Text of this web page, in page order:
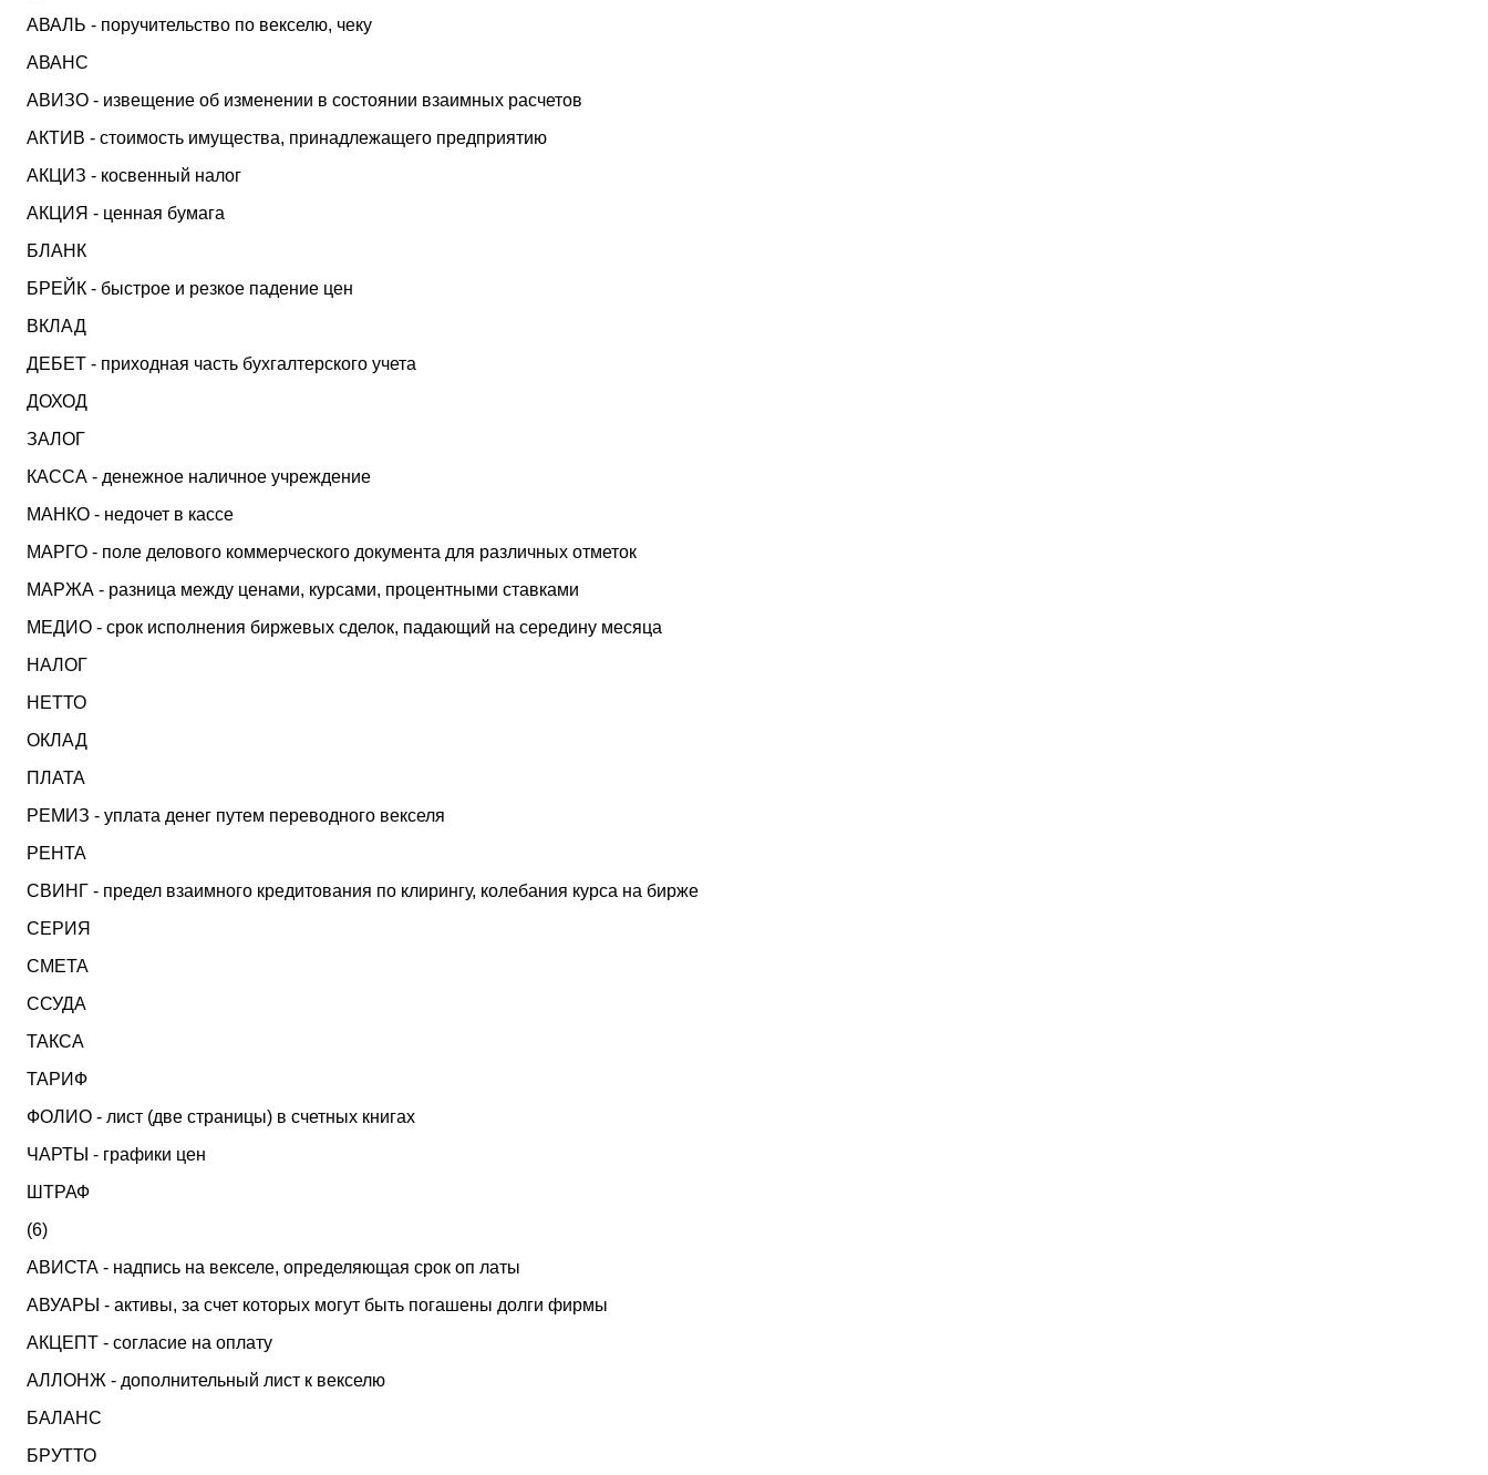
АВАЛЬ - поручительство по векселю, чеку
АВАНС
АВИЗО - извещение об изменении в состоянии взаимных расчетов
АКТИВ - стоимость имущества, принадлежащего предприятию
АКЦИЗ - косвенный налог
АКЦИЯ - ценная бумага
БЛАНК
БРЕЙК - быстрое и резкое падение цен
ВКЛАД
ДЕБЕТ - приходная часть бухгалтерского учета
ДОХОД
ЗАЛОГ
КАССА - денежное наличное учреждение
МАНКО - недочет в кассе
МАРГО - поле делового коммерческого документа для различных отметок
МАРЖА - разница между ценами, курсами, процентными ставками
МЕДИО - срок исполнения биржевых сделок, падающий на середину месяца
НАЛОГ
НЕТТО
ОКЛАД
ПЛАТА
РЕМИЗ - уплата денег путем переводного векселя
РЕНТА
СВИНГ - предел взаимного кредитования по клирингу, колебания курса на бирже
СЕРИЯ
СМЕТА
ССУДА
ТАКСА
ТАРИФ
ФОЛИО - лист (две страницы) в счетных книгах
ЧАРТЫ - графики цен
ШТРАФ
(6)
АВИСТА - надпись на векселе, определяющая срок оп латы
АВУАРЫ - активы, за счет которых могут быть погашены долги фирмы
АКЦЕПТ - согласие на оплату
АЛЛОНЖ - дополнительный лист к векселю
БАЛАНС
БРУТТО